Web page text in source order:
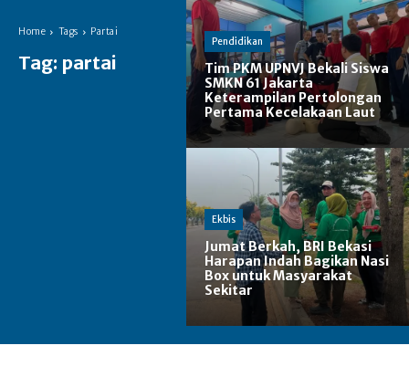
Home Tags Partai
Tag: partai
Pendidikan
Tim PKM UPNVJ Bekali Siswa
SMKN 61 Jakarta
Keterampilan Pertolongan
Pertama Kecelakaan Laut
Ekbis
Jumat Berkah, BRI Bekasi
Harapan Indah Bagikan Nasi
Box untuk Masyarakat
Sekitar